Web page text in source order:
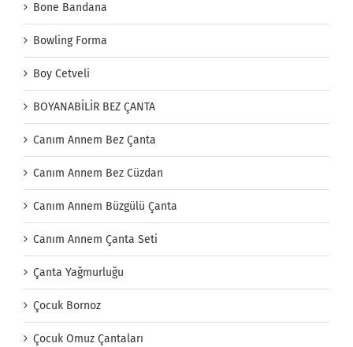
Bone Bandana
Bowling Forma
Boy Cetveli
BOYANABİLİR BEZ ÇANTA
Canım Annem Bez Çanta
Canım Annem Bez Cüzdan
Canım Annem Büzgülü Çanta
Canım Annem Çanta Seti
Çanta Yağmurluğu
Çocuk Bornoz
Çocuk Omuz Çantaları